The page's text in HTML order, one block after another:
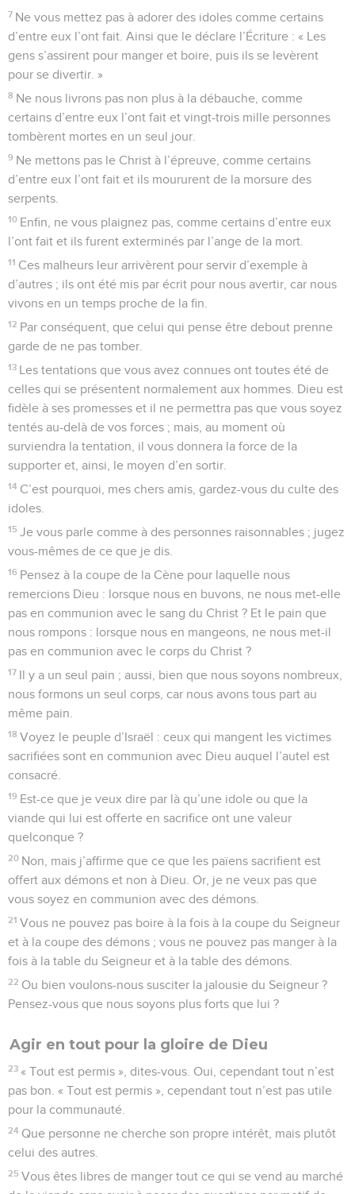
7 Ne vous mettez pas à adorer des idoles comme certains
d’entre eux l’ont fait. Ainsi que le déclare l’Écriture : « Les
gens s’assirent pour manger et boire, puis ils se levèrent
pour se divertir. »
8 Ne nous livrons pas non plus à la débauche, comme
certains d’entre eux l’ont fait et vingt-trois mille personnes
tombèrent mortes en un seul jour.
9 Ne mettons pas le Christ à l’épreuve, comme certains
d’entre eux l’ont fait et ils moururent de la morsure des
serpents.
10 Enfin, ne vous plaignez pas, comme certains d’entre eux
l’ont fait et ils furent exterminés par l’ange de la mort.
11 Ces malheurs leur arrivèrent pour servir d’exemple à
d’autres ; ils ont été mis par écrit pour nous avertir, car nous
vivons en un temps proche de la fin.
12 Par conséquent, que celui qui pense être debout prenne
garde de ne pas tomber.
13 Les tentations que vous avez connues ont toutes été de
celles qui se présentent normalement aux hommes. Dieu est
fidèle à ses promesses et il ne permettra pas que vous soyez
tentés au-delà de vos forces ; mais, au moment où
surviendra la tentation, il vous donnera la force de la
supporter et, ainsi, le moyen d’en sortir.
14 C’est pourquoi, mes chers amis, gardez-vous du culte des
idoles.
15 Je vous parle comme à des personnes raisonnables ; jugez
vous-mêmes de ce que je dis.
16 Pensez à la coupe de la Cène pour laquelle nous
remercions Dieu : lorsque nous en buvons, ne nous met-elle
pas en communion avec le sang du Christ ? Et le pain que
nous rompons : lorsque nous en mangeons, ne nous met-il
pas en communion avec le corps du Christ ?
17 Il y a un seul pain ; aussi, bien que nous soyons nombreux,
nous formons un seul corps, car nous avons tous part au
même pain.
18 Voyez le peuple d’Israël : ceux qui mangent les victimes
sacrifiées sont en communion avec Dieu auquel l’autel est
consacré.
19 Est-ce que je veux dire par là qu’une idole ou que la
viande qui lui est offerte en sacrifice ont une valeur
quelconque ?
20 Non, mais j’affirme que ce que les païens sacrifient est
offert aux démons et non à Dieu. Or, je ne veux pas que
vous soyez en communion avec des démons.
21 Vous ne pouvez pas boire à la fois à la coupe du Seigneur
et à la coupe des démons ; vous ne pouvez pas manger à la
fois à la table du Seigneur et à la table des démons.
22 Ou bien voulons-nous susciter la jalousie du Seigneur ?
Pensez-vous que nous soyons plus forts que lui ?
Agir en tout pour la gloire de Dieu
23 « Tout est permis », dites-vous. Oui, cependant tout n’est
pas bon. « Tout est permis », cependant tout n’est pas utile
pour la communauté.
24 Que personne ne cherche son propre intérêt, mais plutôt
celui des autres.
25 Vous êtes libres de manger tout ce qui se vend au marché